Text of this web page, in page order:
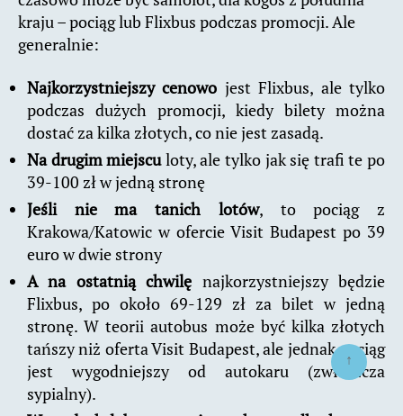
kraju – pociąg lub Flixbus podczas promocji. Ale
generalnie:
Najkorzystniejszy cenowo jest Flixbus, ale tylko
podczas dużych promocji, kiedy bilety można
dostać za kilka złotych, co nie jest zasadą.
Na drugim miejsculoty, ale tylko jak się trafi te po
39-100 zł w jedną stronę
Jeśli nie ma tanich lotów, to pociąg z
Krakowa/Katowic w ofercie Visit Budapest po 39
euro w dwie strony
A na ostatnią chwilę najkorzystniejszy będzie
Flixbus, po około 69-129 zł za bilet w jedną
stronę. W teorii autobus może być kilka złotych
tańszy niż oferta Visit Budapest, ale jednak pociąg
jest wygodniejszy od autokaru (zwłaszcza
sypialny).
↑